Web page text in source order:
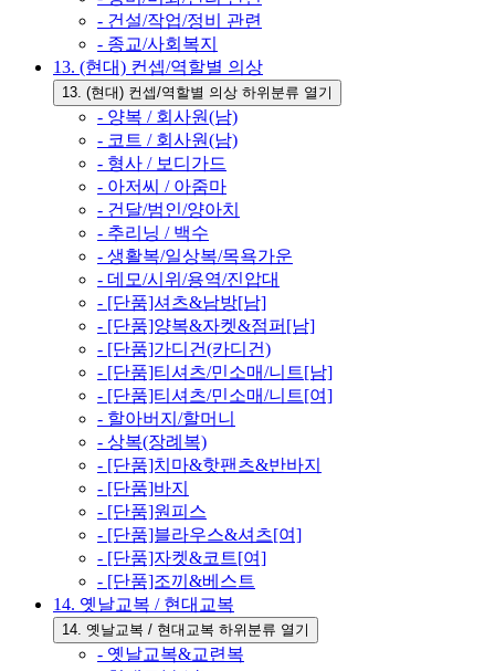
- 건설/작업/정비 관련
- 종교/사회복지
13. (현대) 컨셉/역할별 의상
13. (현대) 컨셉/역할별 의상 하위분류 열기
- 양복 / 회사원(남)
- 코트 / 회사원(남)
- 형사 / 보디가드
- 아저씨 / 아줌마
- 건달/범인/양아치
- 추리닝 / 백수
- 생활복/일상복/목욕가운
- 데모/시위/용역/진압대
- [단품]셔츠&남방[남]
- [단품]양복&자켓&점퍼[남]
- [단품]가디건(카디건)
- [단품]티셔츠/민소매/니트[남]
- [단품]티셔츠/민소매/니트[여]
- 할아버지/할머니
- 상복(장례복)
- [단품]치마&핫팬츠&반바지
- [단품]바지
- [단품]원피스
- [단품]블라우스&셔츠[여]
- [단품]자켓&코트[여]
- [단품]조끼&베스트
14. 옛날교복 / 현대교복
14. 옛날교복 / 현대교복 하위분류 열기
- 옛날교복&교련복